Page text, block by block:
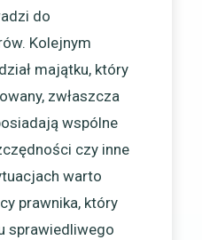
do
Kolejnym
majątku, który
zwłaszcza
wspólne
czy inne
warto
prawnika, który
sprawiedliwego